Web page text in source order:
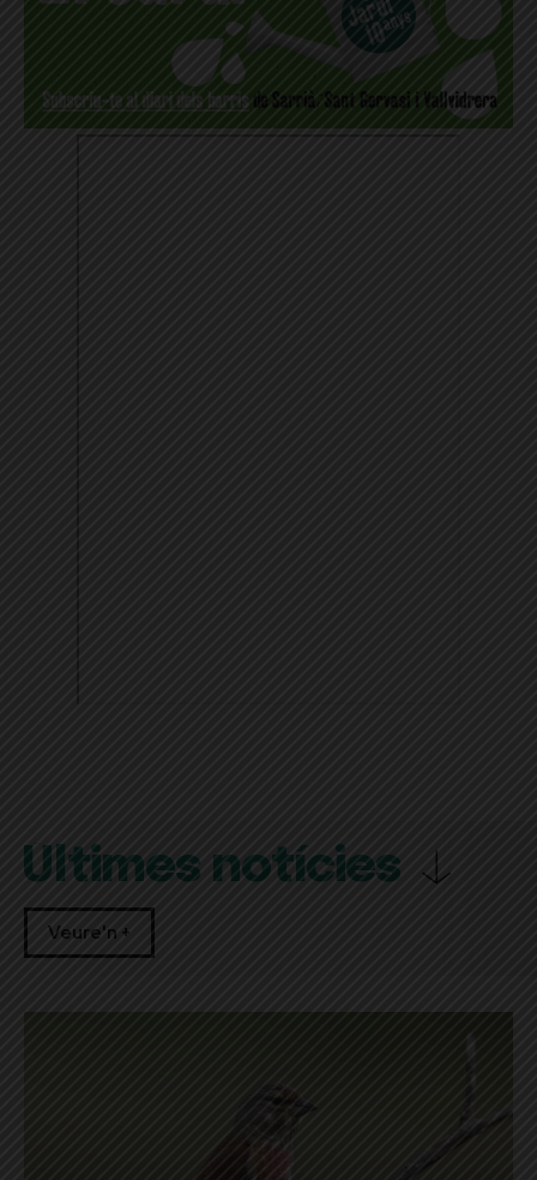
Últimes notícies
Veure'n +